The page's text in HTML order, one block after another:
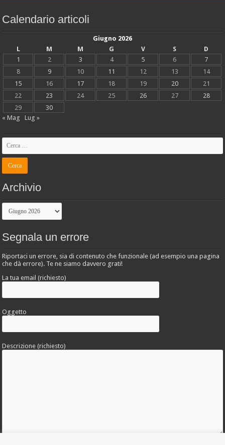
Calendario articoli
Giugno 2026
L
M M G V S
D
1
2 3 4 5 6
7
8
9 10 11 12 13
14
15
16 17 18 19 20
21
22
23 24 25 26 27
28
29
30
« Mag
Lug »
Archivio
Archivio
Segnala un errore
Riportaci un errore, sia di contenuto che funzionale (ad esempio una pagina
che dà errore). Te ne siamo davvero grati!
La tua email (richiesto)
Oggetto
Descrizione (richiesto)